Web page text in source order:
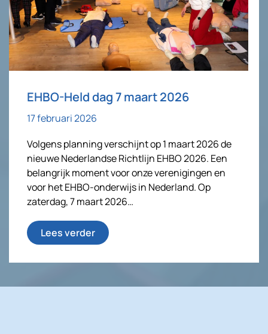
EHBO-Held dag 7 maart 2026
17 februari 2026
Volgens planning verschijnt op 1 maart 2026 de
nieuwe Nederlandse Richtlijn EHBO 2026. Een
belangrijk moment voor onze verenigingen en
voor het EHBO-onderwijs in Nederland. Op
zaterdag, 7 maart 2026…
Lees verder